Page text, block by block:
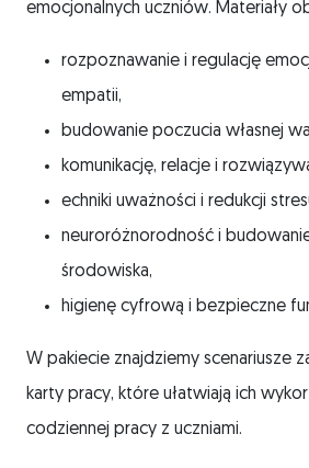
emocjonalnych uczniów. Materiały
rozpoznawanie i regulację
empatii,
budowanie poczucia własnej
komunikację, relacje i
echniki uważności i redukcji
neuroróżnorodność i
środowiska,
higienę cyfrową i bezpieczne
W pakiecie znajdziemy scenariusze
karty pracy, które ułatwiają ich
codziennej pracy z uczniami.